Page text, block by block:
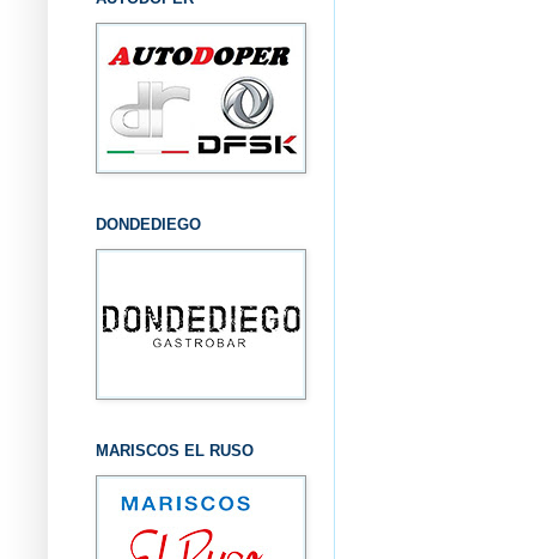
DONDEDIEGO
MARISCOS EL RUSO